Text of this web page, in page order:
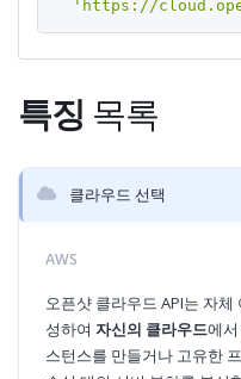
'https://
특징 목록
클라우드 선택
AWS
오픈샷 클라우드 API는 자
성하여 자신의 클라우드에
스턴스를 만들거나 고유한